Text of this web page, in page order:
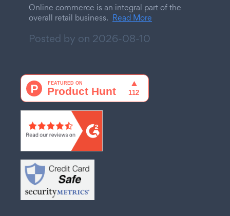
Online commerce is an integral part of the
overall retail business. Read More
Posted by on 2026-08-10